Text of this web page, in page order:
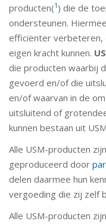
producten(1 ) die de
ondersteunen.
efficiënter verbeteren,
eigen kracht kunnen.
die producten waarbij
gevoerd en/of die
en/of waarvan in de
uitsluitend of
kunnen bestaan uit
Alle USM-producten
geproduceerd door
delen daarmee hun
vergoeding die zij zelf
Alle USM-producten